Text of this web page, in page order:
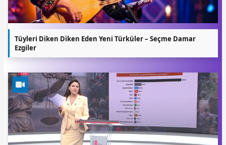
Tüyleri Diken Diken Eden Yeni Türküler – Seçme Damar
Ezgiler
Silivri’de Aile Dayanışma Ağı Açıklaması